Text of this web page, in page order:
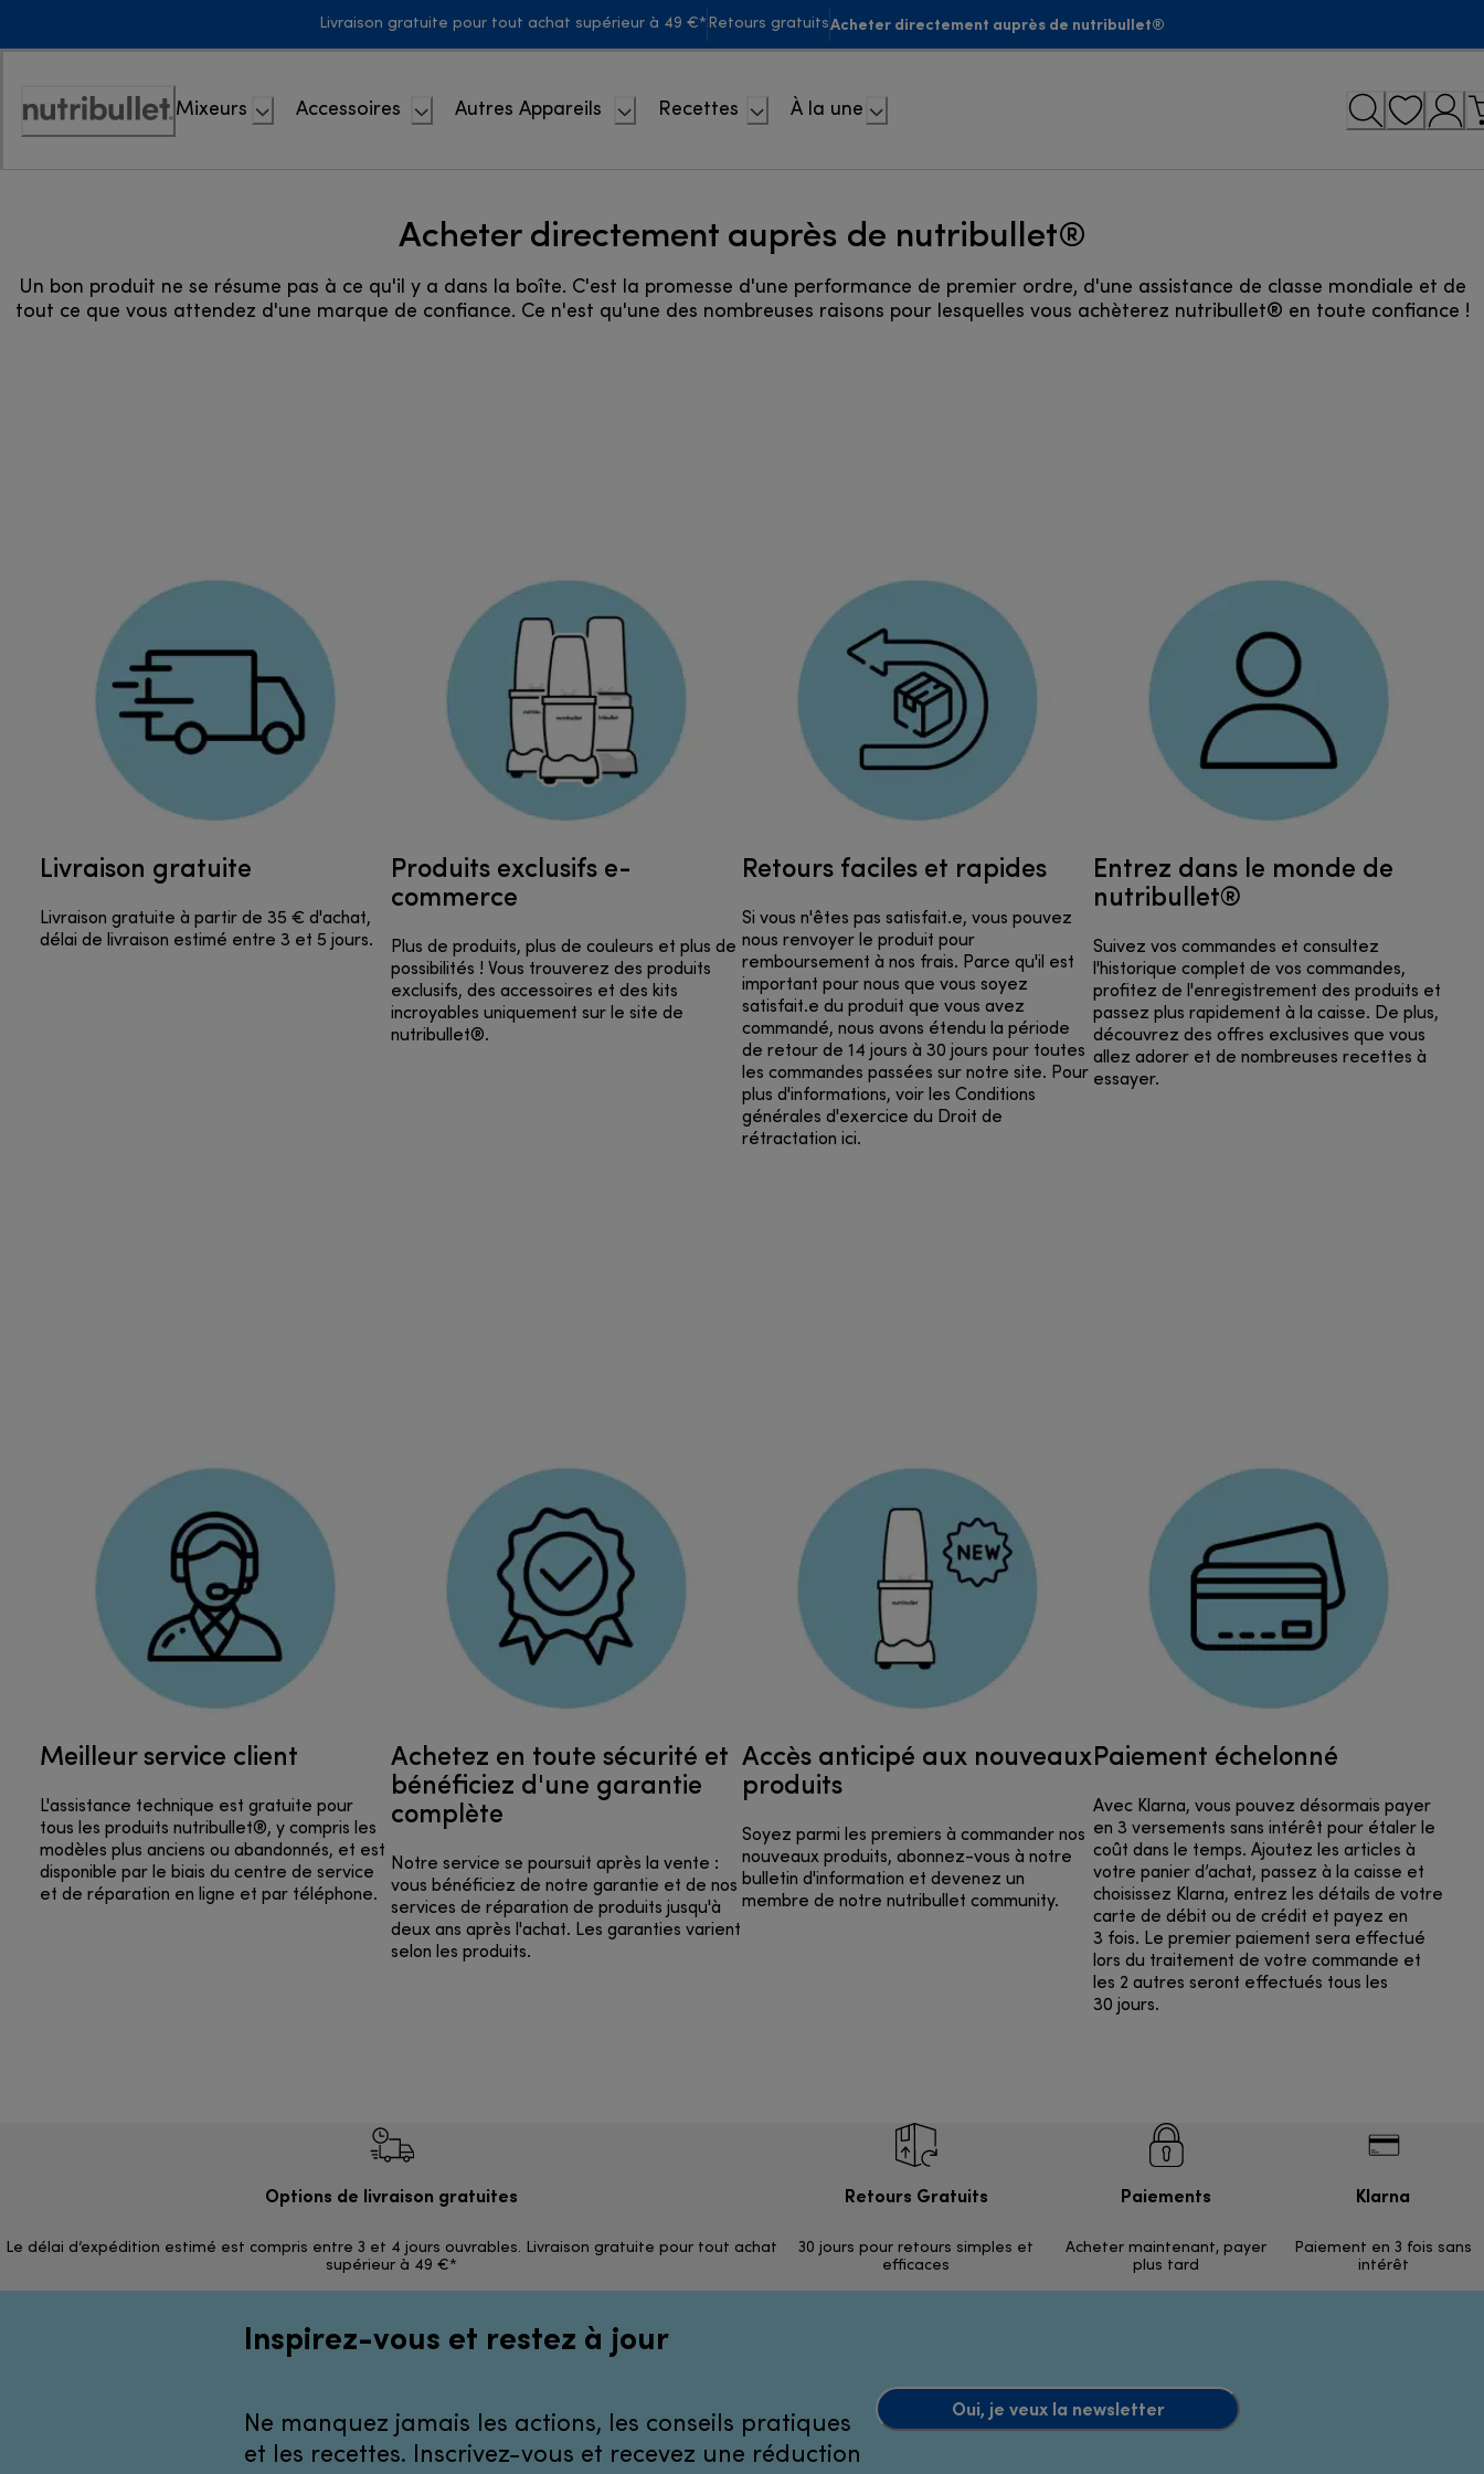
Livraison gratuite pour tout achat supérieur à 49 €* Retours gratuitsAcheter directement auprès de nutribullet®
Déclaration
Mixeurs Accessoires Autres Appareils Recettes À la une
Acheter directement auprès de nutribullet®
Un bon produit ne se résume pas à ce qu'il y a dans la boîte. C'est la promesse d'une performance de premier ordre, d'une assistance de classe mondiale et de
tout ce que vous attendez d'une marque de confiance. Ce n'est qu'une des nombreuses raisons pour lesquelles vous achèterez nutribullet® en toute confiance !
Livraison gratuite
Livraison gratuite à partir de 35 € d'achat,
délai de livraison estimé entre 3 et 5 jours.
Produits exclusifs e-
commerce
Plus de produits, plus de couleurs et plus de
possibilités ! Vous trouverez des produits
exclusifs, des accessoires et des kits
incroyables uniquement sur le site de
nutribullet®.
Retours faciles et rapides
Si vous n'êtes pas satisfait.e, vous pouvez
nous renvoyer le produit pour
remboursement à nos frais. Parce qu'il est
important pour nous que vous soyez
satisfait.e du produit que vous avez
commandé, nous avons étendu la période
de retour de 14 jours à 30 jours pour toutes
les commandes passées sur notre site. Pour
plus d'informations, voir les Conditions
générales d'exercice du Droit de
rétractation ici.
Entrez dans le monde de
nutribullet®
Suivez vos commandes et consultez
l'historique complet de vos commandes,
profitez de l'enregistrement des produits et
passez plus rapidement à la caisse. De plus,
découvrez des offres exclusives que vous
allez adorer et de nombreuses recettes à
essayer.
Meilleur service client
L'assistance technique est gratuite pour
tous les produits nutribullet®, y compris les
modèles plus anciens ou abandonnés, et est
disponible par le biais du centre de service
et de réparation en ligne et par téléphone.
Achetez en toute sécurité et
bénéficiez d'une garantie
complète
Notre service se poursuit après la vente :
vous bénéficiez de notre garantie et de nos
services de réparation de produits jusqu'à
deux ans après l'achat. Les garanties varient
selon les produits.
Accès anticipé aux nouveaux
produits
Soyez parmi les premiers à commander nos
nouveaux produits, abonnez-vous à notre
bulletin d'information et devenez un
membre de notre nutribullet community.
Paiement échelonné
Avec Klarna, vous pouvez désormais payer
en 3 versements sans intérêt pour étaler le
coût dans le temps. Ajoutez les articles à
votre panier d’achat, passez à la caisse et
choisissez Klarna, entrez les détails de votre
carte de débit ou de crédit et payez en
3 fois. Le premier paiement sera effectué
lors du traitement de votre commande et
les 2 autres seront effectués tous les
30 jours.
Options de livraison gratuites
Le délai d’expédition estimé est compris entre 3 et 4 jours ouvrables. Livraison gratuite pour tout achat
supérieur à 49 €*
Retours Gratuits
30 jours pour retours simples et
efficaces
Paiements
Acheter maintenant, payer
plus tard
Klarna
Paiement en 3 fois sans
intérêt
Inspirez-vous et restez à jour
Ne manquez jamais les actions, les conseils pratiques
et les recettes. Inscrivez-vous et recevez une réduction
Oui, je veux la newsletter